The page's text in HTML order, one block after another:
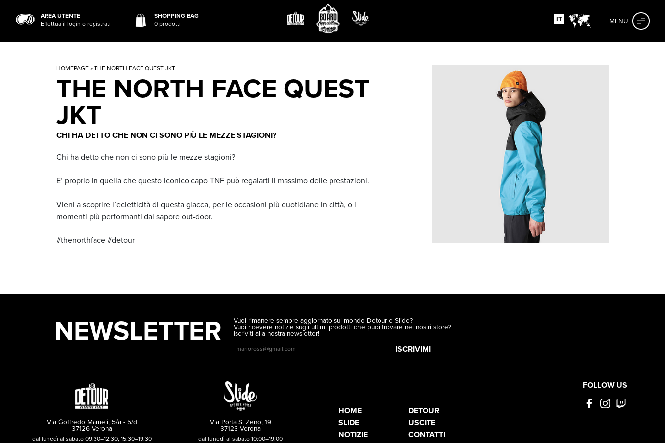
AREA UTENTE
Effettua il login o registrati
SHOPPING BAG
0 prodotti
IT MENU
HOMEPAGE» THE NORTH FACE QUEST JKT
THE NORTH FACE QUEST
JKT
CHI HA DETTO CHE NON CI SONO PIÙ LE MEZZE STAGIONI?
Chi ha detto che non ci sono più le mezze stagioni?
E’ proprio in quella che questo iconico capo TNF può regalarti il massimo delle prestazioni.
Vieni a scoprire l’ecletticità di questa giacca, per le occasioni più quotidiane in città, o i
momenti più performanti dal sapore out-door.
#thenorthface #detour
NEWSLETTER Vuoi rimanere sempre aggiornato sul mondo Detour e Slide?
Vuoi ricevere notizie sugli ultimi prodotti che puoi trovare nei nostri store?
Iscriviti alla nostra newsletter!
ISCRIVIMI
Via Goffredo Mameli, 5/a - 5/d
37126 Verona
dal lunedì al sabato 09:30–12:30, 15:30–19:30
Via Porta S. Zeno, 19
37123 Verona
dal lunedì al sabato 10:00–19:00
HOME
DETOUR
SLIDE
USCITE
NOTIZIE
CONTATTI
FOLLOW US